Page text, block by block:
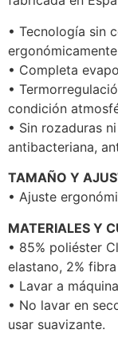
• Tecnología sin
• Completa
•
condición
• Sin rozaduras
antibacteriana,
TAMAÑO Y
• Ajuste
MATERIALES Y
• 85% poliéster
elastano, 2%
• Lavar a
• No lavar en
usar suavizante.